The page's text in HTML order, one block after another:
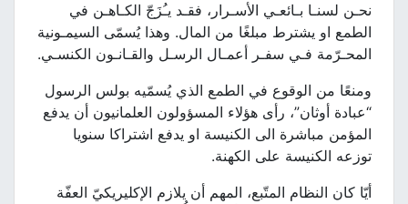
نحـن لسنـا بـائعـي الأسـرار، فقـد يـُزَجّ الكـاهـن في
الطمع او يشترط مبلغًا من المال. وهذا يُسمّى السيمـونية
المحـرّمة فـي سفـر أعمـال الرسـل والقـانـون الكنسـي.
ومنعًا من الوقوع في الطمع الذي يُسمّيه بولس الرسول
“عبادة أوثان”، رأى هؤلاء المسؤولون العلمانيون أن يدفع
المؤمن مباشرة الى الكنيسة او يدفع اشتراكا سنويا
توزعه الكنيسة على الكهنة.
أيّا كان النظام المتّبع، المهم أن يلازم الإكليريكيّ العفّة